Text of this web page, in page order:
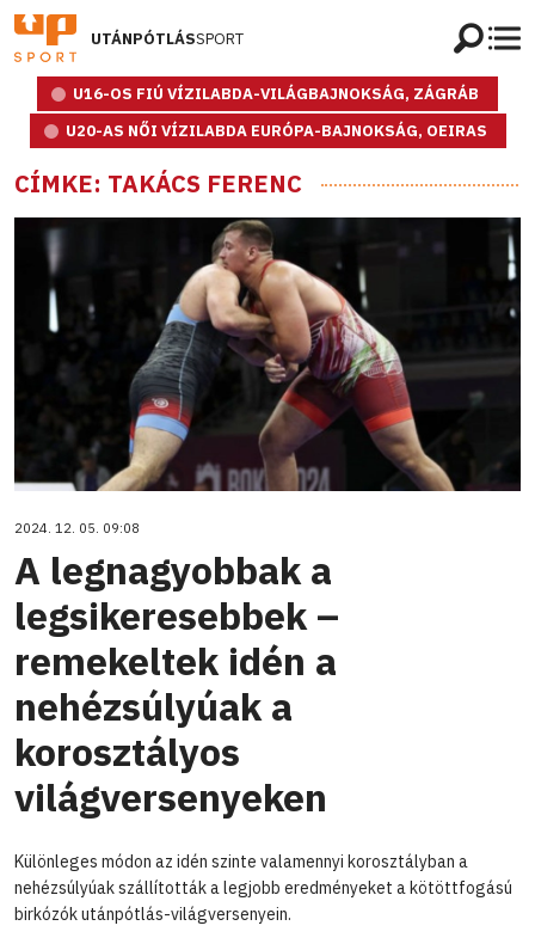
UTÁNPÓTLÁSSPORT
U16-OS FIÚ VÍZILABDA-VILÁGBAJNOKSÁG, ZÁGRÁB
U20-AS NŐI VÍZILABDA EURÓPA-BAJNOKSÁG, OEIRAS
CÍMKE: TAKÁCS FERENC
2024. 12. 05. 09:08
A legnagyobbak a
legsikeresebbek –
remekeltek idén a
nehézsúlyúak a
korosztályos
világversenyeken
Különleges módon az idén szinte valamennyi korosztályban a
nehézsúlyúak szállították a legjobb eredményeket a kötöttfogású
birkózók utánpótlás-világversenyein.